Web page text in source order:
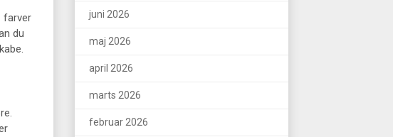
farver
du
juni 2026
maj 2026
april 2026
marts 2026
februar 2026